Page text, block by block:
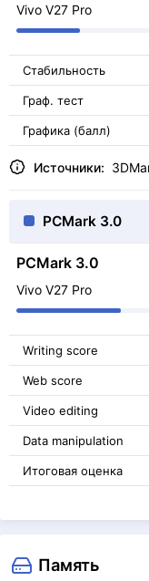
Vivo V27 Pro
Стабильность
Граф. тест
Графика (балл)
Источники:
PCMark 3.0
PCMark 3.0
Vivo V27 Pro
Writing score
Web score
Video editing
Data manipulation
Итоговая оценка
Память